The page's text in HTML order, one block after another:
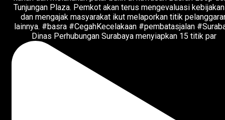
Dinas Perhubungan Surabaya menyiapkan 15 titik par